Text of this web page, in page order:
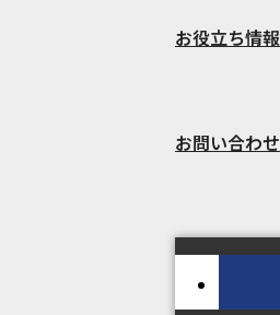
お役立ち情報
お問い合わせ